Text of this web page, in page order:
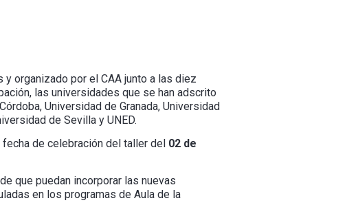
organizado por el CAA junto a las diez
las universidades que se han adscrito
Universidad de Granada, Universidad
de Sevilla y UNED.
de celebración del taller del 02 de
que puedan incorporar las nuevas
en los programas de Aula de la